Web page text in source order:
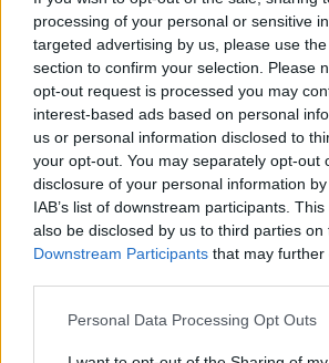
processing of your personal or sensitive
targeted advertising by us, please use
section to confirm your selection. Please
opt-out request is processed you may
interest-based ads based on personal
us or personal information disclosed to
your opt-out. You may separately opt-out
disclosure of your personal information
IAB’s list of downstream participants.
also be disclosed by us to third parties on
Downstream Participants that may
Personal Data Processing Opt Outs
Ugyanakkor a holtankoljak.hu
hetekben a nagykereskedelmi
emelések) nem kerültek érvényesítésre
áraiban. A portál adatai szerint a hétfői
a következők: 95-ös benzin: 627,2...
KEDVES OLVASÓNK!
A keresett cikk a portfolio.hu
tartozik, melynek olvasása
regisztrációhoz kötött.
Az előfizetés a következőket
Portfolio.hu teljes cikkarchívum